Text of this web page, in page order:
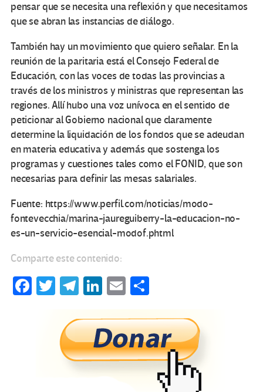
pensar que se necesita una reflexión y que necesitamos
que se abran las instancias de diálogo.
También hay un movimiento que quiero señalar. En la
reunión de la paritaria está el Consejo Federal de
Educación, con las voces de todas las provincias a
través de los ministros y ministras que representan las
regiones. Allí hubo una voz unívoca en el sentido de
peticionar al Gobierno nacional que claramente
determine la liquidación de los fondos que se adeudan
en materia educativa y además que sostenga los
programas y cuestiones tales como el FONID, que son
necesarias para definir las mesas salariales.
Fuente: https://www.perfil.com/noticias/modo-
fontevecchia/marina-jaureguiberry-la-educacion-no-
es-un-servicio-esencial-modof.phtml
Comparte este contenido:
Fa T
tt
er
Te
gr
a
m
Li
ke
dI
n
E
ail m
p
ar
tir